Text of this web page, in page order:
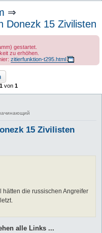
⇒
Donezk 15 Zivilisten
gestartet.
zu erhöhen.
zitierfunktion-t295.html
1 von 1
15 Zivilisten
hätten die russischen Angreifer
alle Links ...